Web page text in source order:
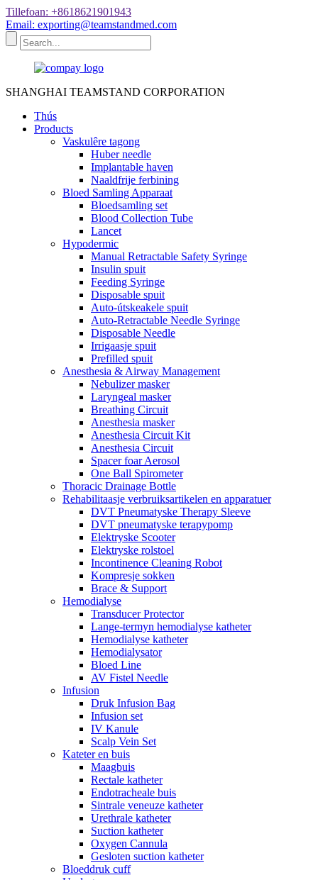
Tillefoan: +8618621901943
Email: exporting@teamstandmed.com
SHANGHAI TEAMSTAND CORPORATION
Thús
Products
Vaskulêre tagong
Huber needle
Implantable haven
Naaldfrije ferbining
Bloed Samling Apparaat
Bloedsamling set
Blood Collection Tube
Lancet
Hypodermic
Manual Retractable Safety Syringe
Insulin spuit
Feeding Syringe
Disposable spuit
Auto-útskeakele spuit
Auto-Retractable Needle Syringe
Disposable Needle
Irrigaasje spuit
Prefilled spuit
Anesthesia & Airway Management
Nebulizer masker
Laryngeal masker
Breathing Circuit
Anesthesia masker
Anesthesia Circuit Kit
Anesthesia Circuit
Spacer foar Aerosol
One Ball Spirometer
Thoracic Drainage Bottle
Rehabilitaasje verbruiksartikelen en apparatuer
DVT Pneumatyske Therapy Sleeve
DVT pneumatyske terapypomp
Elektryske Scooter
Elektryske rolstoel
Incontinence Cleaning Robot
Kompresje sokken
Brace & Support
Hemodialyse
Transducer Protector
Lange-termyn hemodialyse katheter
Hemodialyse katheter
Hemodialysator
Bloed Line
AV Fistel Needle
Infusion
Druk Infusion Bag
Infusion set
IV Kanule
Scalp Vein Set
Kateter en buis
Maagbuis
Rectale katheter
Endotracheale buis
Sintrale veneuze katheter
Urethrale katheter
Suction katheter
Oxygen Cannula
Gesloten suction katheter
Bloeddruk cuff